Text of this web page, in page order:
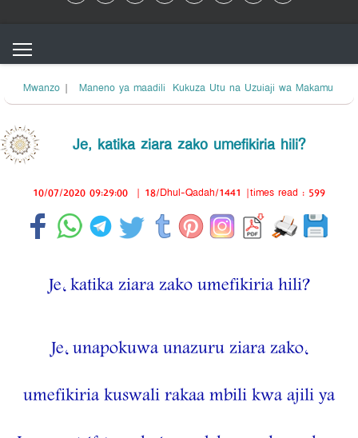
Mwanzo | Maneno ya maadili Kukuza Utu na Uzuiaji wa Makamu
Je, katika ziara zako umefikiria hili?
10/07/2020 09:29:00 | 18/Dhul-Qadah/1441 |times read : 599
Je, katika ziara zako umefikiria hili?
Je, unapokuwa unazuru ziara zako,
umefikiria kuswali rakaa mbili kwa ajili ya